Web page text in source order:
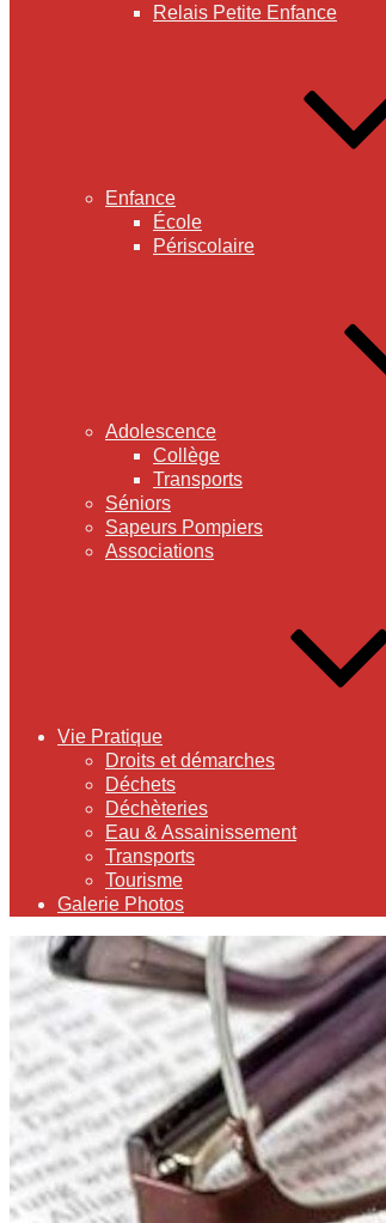
Relais Petite Enfance
Enfance
École
Périscolaire
Adolescence
Collège
Transports
Séniors
Sapeurs Pompiers
Associations
Vie Pratique
Droits et démarches
Déchets
Déchèteries
Eau & Assainissement
Transports
Tourisme
Galerie Photos